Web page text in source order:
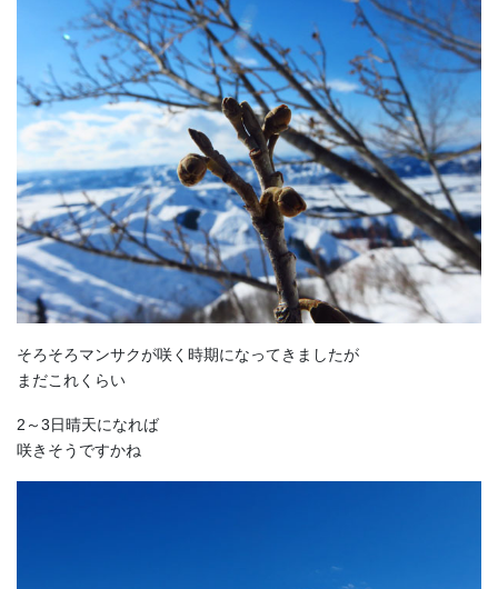
そろそろマンサクが咲く時期になってきましたが
まだこれくらい
2～3日晴天になれば
咲きそうですかね